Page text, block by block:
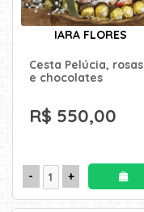
IARA FLORES
Cesta Pelúcia, rosas
e chocolates
R$ 550,00